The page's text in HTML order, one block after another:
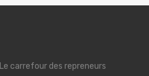
Le carrefour des repreneurs